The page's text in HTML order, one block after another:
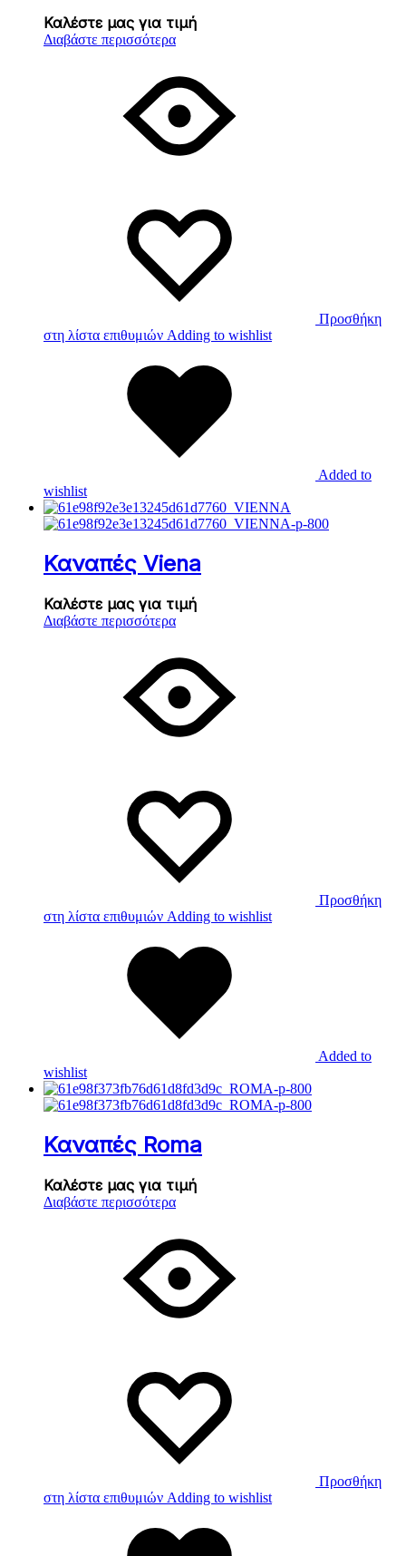
Καλέστε μας για τιμή
Διαβάστε περισσότερα
Προσθήκη
στη λίστα επιθυμιών Adding to wishlist
Added to
wishlist
Καναπές Viena
Καλέστε μας για τιμή
Διαβάστε περισσότερα
Προσθήκη
στη λίστα επιθυμιών Adding to wishlist
Added to
wishlist
Καναπές Roma
Καλέστε μας για τιμή
Διαβάστε περισσότερα
Προσθήκη
στη λίστα επιθυμιών Adding to wishlist